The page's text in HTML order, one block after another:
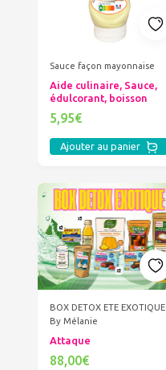
Sauce façon mayonnaise
Aide culinaire, Sauce,
édulcorant, boisson
5,95€
Ajouter au panier
BOX DETOX ETE EXOTIQUE
By Mélanie
Attaque
88,00€